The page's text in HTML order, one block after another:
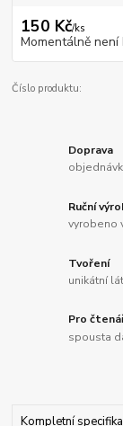
150 Kč/ks
Momentálně není
Číslo produktu:
Doprava
Ruční
vyrobeno
Tvoření
unikátní
Pro
spousta
Kompletní